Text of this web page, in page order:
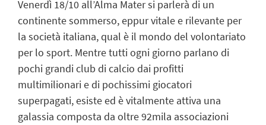
Venerdì 18/10 all’Alma Mater si parlerà di un
continente sommerso, eppur vitale e rilevante per
la società italiana, qual è il mondo del volontariato
per lo sport. Mentre tutti ogni giorno parlano di
pochi grandi club di calcio dai profitti
multimilionari e di pochissimi giocatori
superpagati, esiste ed è vitalmente attiva una
galassia composta da oltre 92mila associazioni